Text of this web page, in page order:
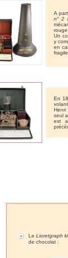
A
n° 2
Un
y
en
En
Henri
seul
est
Le Lioretgraph
de chocolat :